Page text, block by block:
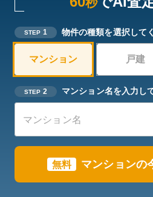
STEP 1 物件の種類を選択して
マンション 戸建
STEP 2 マンション名を入力し
無料 マンションの